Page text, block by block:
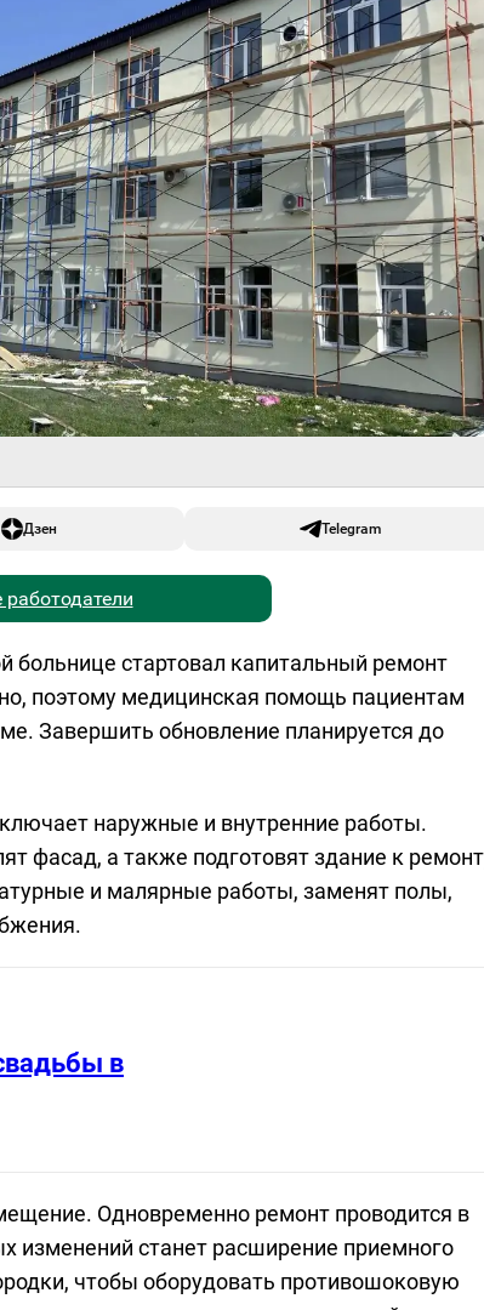
Дзен Telegram
работодатели
стартовал капитальный ремонт
поэтому медицинская помощь пациентам
Завершить обновление планируется до
наружные и внутренние работы.
фасад, а также подготовят здание к
и малярные работы, заменят полы,
в
Одновременно ремонт проводится в
изменений станет расширение приемного
чтобы оборудовать противошоковую